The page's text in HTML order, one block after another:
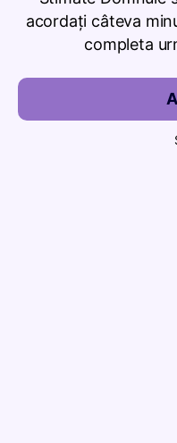
acordați câteva
completa